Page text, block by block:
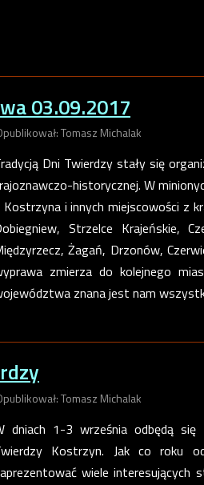
03.09.2017
Tomasz Michalak
Dni Twierdzy stały się
historycznej. W
Kostrzyna i innych miejscowości z
Strzelce Krajeńskie,
Żagań, Drzonów,
zmierza do kolejnego
znana jest nam
Tomasz Michalak
dniach 1-3 września odbędą się
Kostrzyn. Jak co roku
wiele interesujących